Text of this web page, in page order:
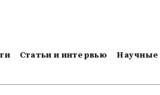
Статьи и интервью